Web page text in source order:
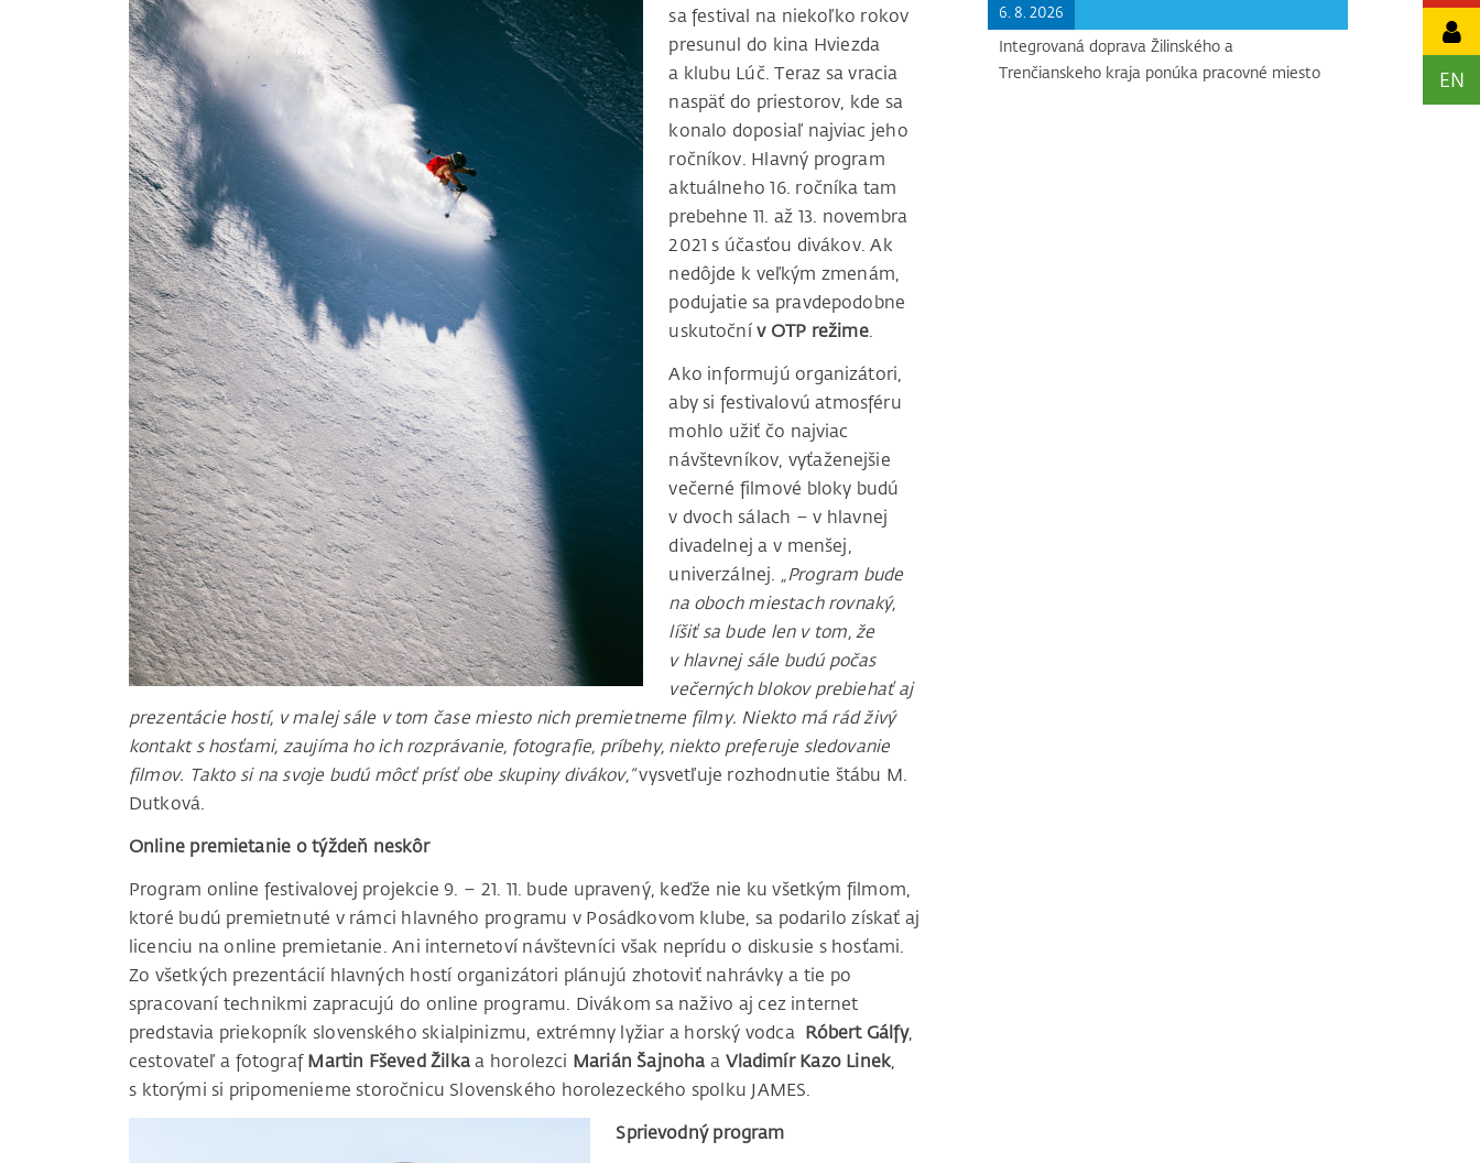
EN
sa festival na niekoľko rokov
presunul do kina Hviezda
a klubu Lúč. Teraz sa vracia
naspäť do priestorov, kde sa
konalo doposiaľ najviac jeho
ročníkov. Hlavný program
aktuálneho 16. ročníka tam
prebehne 11. až 13. novembra
2021 s účasťou divákov. Ak
nedôjde k veľkým zmenám,
podujatie sa pravdepodobne
uskutočnív OTP režime.
Ako informujú organizátori,
aby si festivalovú atmosféru
mohlo užiť čo najviac
návštevníkov, vyťaženejšie
večerné filmové bloky budú
v dvoch sálach – v hlavnej
divadelnej a v menšej,
univerzálnej. „Program bude
na oboch miestach rovnaký,
líšiť sa bude len v tom, že
v hlavnej sále budú počas
večerných blokov prebiehať aj
prezentácie hostí, v malej sále v tom čase miesto nich premietneme filmy. Niekto má rád živý
kontakt s hosťami, zaujíma ho ich rozprávanie, fotografie, príbehy, niekto preferuje sledovanie
filmov. Takto si na svoje budú môcť prísť obe skupiny divákov,“vysvetľuje rozhodnutie štábu M.
Dutková.
Online premietanie o týždeň neskôr
Program online festivalovej projekcie 9. – 21. 11. bude upravený, keďže nie ku všetkým filmom,
ktoré budú premietnuté v rámci hlavného programu v Posádkovom klube, sa podarilo získať aj
licenciu na online premietanie. Ani internetoví návštevníci však neprídu o diskusie s hosťami.
Zo všetkých prezentácií hlavných hostí organizátori plánujú zhotoviť nahrávky a tie po
spracovaní technikmi zapracujú do online programu. Divákom sa naživo aj cez internet
predstavia priekopník slovenského skialpinizmu, extrémny lyžiar a horský vodca Róbert Gálfy,
cestovateľ a fotograf Martin Fševed Žilkaa horolezci Marián Šajnoha a Vladimír Kazo Linek,
s ktorými si pripomenieme storočnicu Slovenského horolezeckého spolku JAMES.
Sprievodný program
6. 8. 2026
Integrovaná doprava Žilinského a
Trenčianskeho kraja ponúka pracovné miesto